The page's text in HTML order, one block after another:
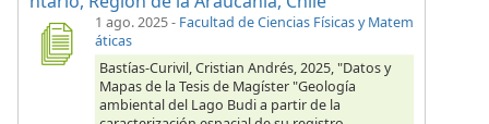
1 ago. 2025- Facultad de Ciencias Físicas y Matem
áticas
Bastías-Curivil, Cristian Andrés, 2025, "Datos y
Mapas de la Tesis de Magíster "Geología
ambiental del Lago Budi a partir de la